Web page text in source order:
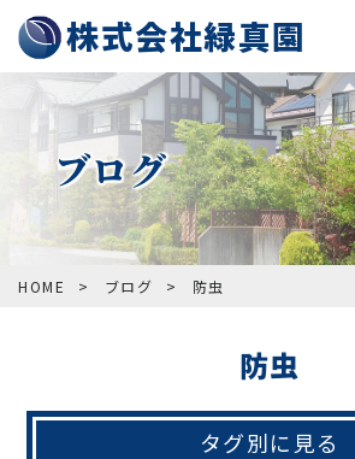
株式会社緑真園
ブログ
HOME > ブログ > 防虫
防虫
タグ別に見る